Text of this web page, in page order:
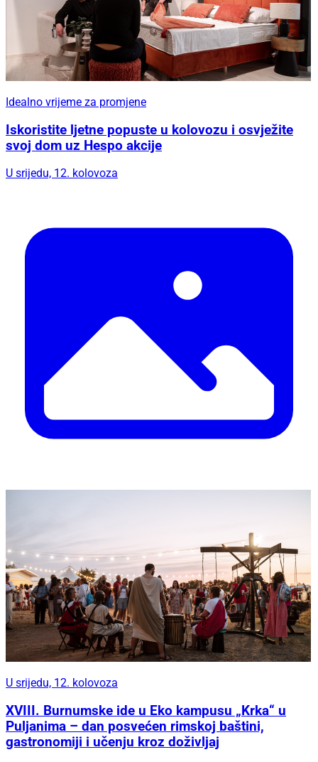
Idealno vrijeme za promjene
Iskoristite ljetne popuste u kolovozu i osvježite
svoj dom uz Hespo akcije
U srijedu, 12. kolovoza
U srijedu, 12. kolovoza
XVIII. Burnumske ide u Eko kampusu „Krka“ u
Puljanima – dan posvećen rimskoj baštini,
gastronomiji i učenju kroz doživljaj